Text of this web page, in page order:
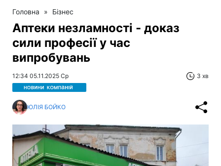
Головна » Бізнес
Аптеки незламності - доказ
сили професії у час
випробувань
12:34 05.11.2025 Ср 3 хв
ЮЛІЯ БОЙКО